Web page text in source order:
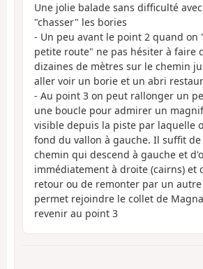
Une jolie balade sans difficulté
"chasser" les bories
- Un peu avant le point 2 quand on
petite route" ne pas hésiter à faire
dizaines de mètres sur le chemin
aller voir un borie et un abri
- Au point 3 on peut rallonger un
une boucle pour admirer un
visible depuis la piste par laquelle
fond du vallon à gauche. Il suffit
chemin qui descend à gauche et
immédiatement à droite (cairns) et
retour ou de remonter par un
permet rejoindre le collet de
revenir au point 3